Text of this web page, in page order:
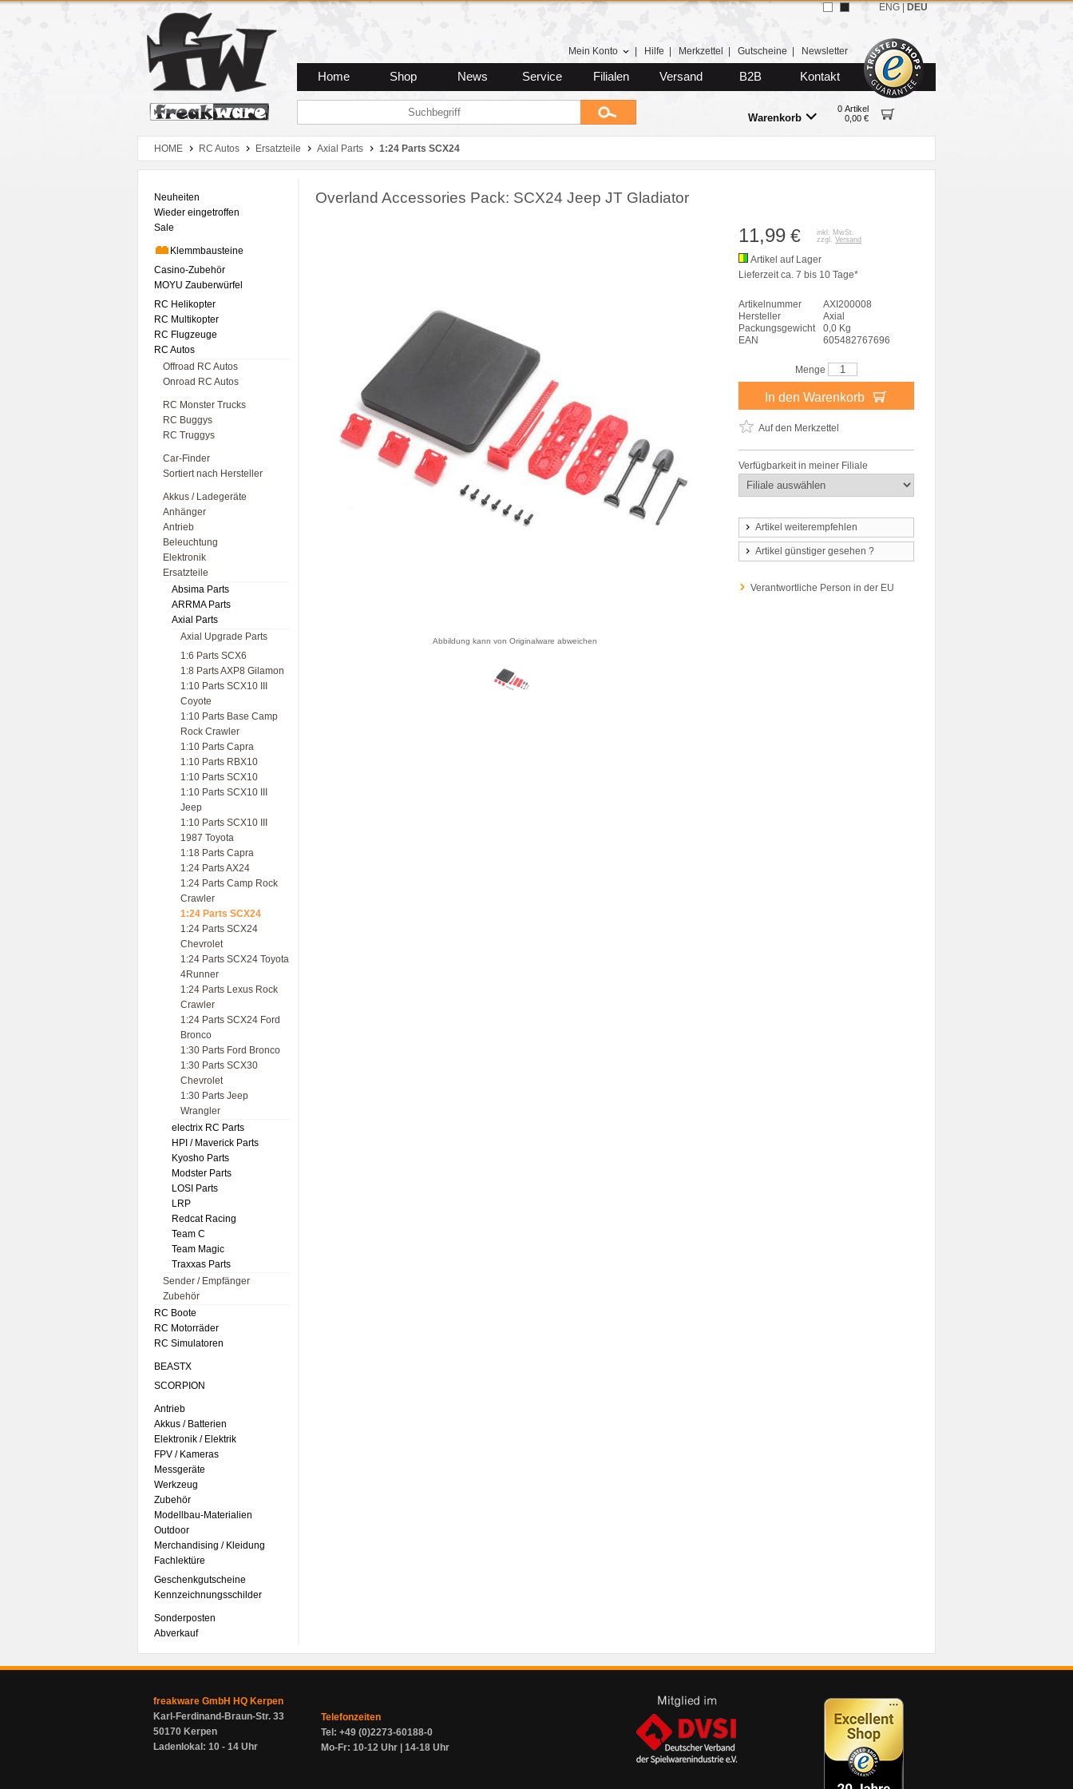
Zum Hauptmenue
Zum Seiteninhalt
Zum Warenkob
Mein Konto Hilfe Merkzettel Gutscheine Newsletter
Home Shop News Service Filialen Versand B2B Kontakt
Warenkorb
0 Artikel
0,00 €
ENG DEU
HOME RC Autos Ersatzteile Axial Parts 1:24 Parts SCX24
Neuheiten
Wieder eingetroffen
Sale
Klemmbausteine
Casino-Zubehör
MOYU Zauberwürfel
RC Helikopter
RC Multikopter
RC Flugzeuge
RC Autos
Offroad RC Autos
Onroad RC Autos
RC Monster Trucks
RC Buggys
RC Truggys
Car-Finder
Sortiert nach Hersteller
Akkus / Ladegeräte
Anhänger
Antrieb
Beleuchtung
Elektronik
Ersatzteile
Absima Parts
ARRMA Parts
Axial Parts
Axial Upgrade Parts
1:6 Parts SCX6
1:8 Parts AXP8 Gilamon
1:10 Parts SCX10 III
Coyote
1:10 Parts Base Camp
Rock Crawler
1:10 Parts Capra
1:10 Parts RBX10
1:10 Parts SCX10
1:10 Parts SCX10 III
Jeep
1:10 Parts SCX10 III
1987 Toyota
1:18 Parts Capra
1:24 Parts AX24
1:24 Parts Camp Rock
Crawler
1:24 Parts SCX24
1:24 Parts SCX24
Chevrolet
1:24 Parts SCX24 Toyota
4Runner
1:24 Parts Lexus Rock
Crawler
1:24 Parts SCX24 Ford
Bronco
1:30 Parts Ford Bronco
1:30 Parts SCX30
Chevrolet
1:30 Parts Jeep
Wrangler
electrix RC Parts
HPI / Maverick Parts
Kyosho Parts
Modster Parts
LOSI Parts
LRP
Redcat Racing
Team C
Team Magic
Traxxas Parts
Sender / Empfänger
Zubehör
RC Boote
RC Motorräder
RC Simulatoren
BEASTX
SCORPION
Antrieb
Akkus / Batterien
Elektronik / Elektrik
FPV / Kameras
Messgeräte
Werkzeug
Zubehör
Modellbau-Materialien
Outdoor
Merchandising / Kleidung
Fachlektüre
Geschenkgutscheine
Kennzeichnungsschilder
Sonderposten
Abverkauf
Overland Accessories Pack: SCX24 Jeep JT Gladiator
Abbildung kann von Originalware abweichen
11,99 €
inkl. MwSt.
zzgl. Versand
Artikel auf Lager
Lieferzeit ca. 7 bis 10 Tage*
Artikelnummer
AXI200008
Hersteller
Axial
Packungsgewicht
0,0 Kg
EAN
605482767696
Menge
In den Warenkorb
Auf den Merkzettel
Verfügbarkeit in meiner Filiale
Artikel weiterempfehlen
Artikel günstiger gesehen ?
Verantwortliche Person in der EU
freakware GmbH HQ Kerpen
Karl-Ferdinand-Braun-Str. 33
50170 Kerpen
Ladenlokal: 10 - 14 Uhr
Telefonzeiten
Tel: +49 (0)2273-60188-0
Mo-Fr: 10-12 Uhr | 14-18 Uhr